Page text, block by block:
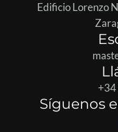
Edificio Lorenzo
Síguenos